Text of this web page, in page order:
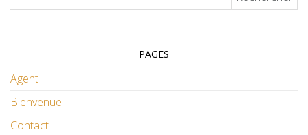
PAGES
Agent
Bienvenue
Contact